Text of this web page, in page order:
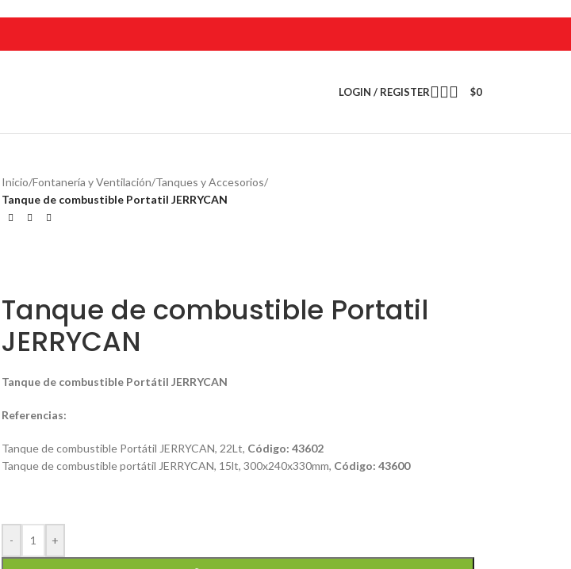
LOGIN / REGISTER $0
Inicio/Fontanería y Ventilación/Tanques y Accesorios/
Tanque de combustible Portatil JERRYCAN
Tanque de combustible Portatil
JERRYCAN
Tanque de combustible Portátil JERRYCAN
Referencias:
Tanque de combustible Portátil JERRYCAN, 22Lt, Código: 43602
Tanque de combustible portátil JERRYCAN, 15lt, 300x240x330mm, Código: 43600
- +